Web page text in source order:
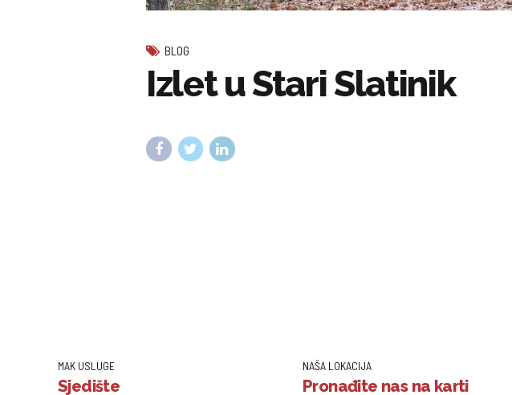
BLOG
Izlet u Stari Slatinik
MAK USLUGE
Sjedište
NAŠA LOKACIJA
Pronađite nas na karti